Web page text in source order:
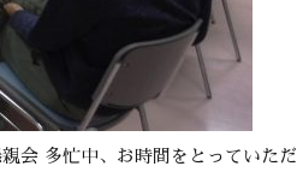
会 多忙中、お時間をとっていただ